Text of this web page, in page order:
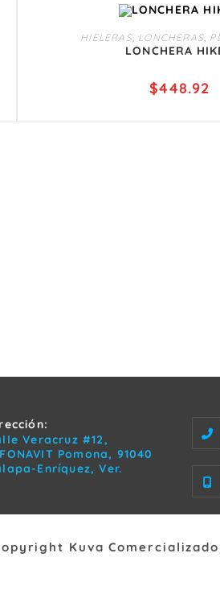
AÑADIR AL
HIELERAS, LONCHERAS,
LONCHERA
$448.92
Veracruz #12,
Pomona, 91040
Enríquez, Ver.
Kuva